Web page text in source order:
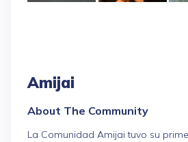
Amijai
About The Community
La Comunidad Amijai tuvo su